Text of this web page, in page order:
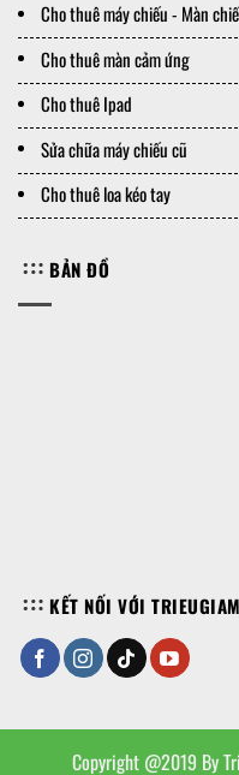
Cho thuê máy chiếu - Màn
Cho thuê màn cảm ứng
Cho thuê Ipad
Sửa chữa máy chiếu cũ
Cho thuê loa kéo tay
BẢN ĐỒ
KẾT NỐI VỚI
Copyright @2019 By